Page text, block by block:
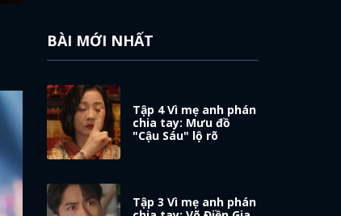
BÀI MỚI NHẤT
Tập 4 Vì mẹ anh phán
chia tay: Mưu đồ
"Cậu Sáu" lộ rõ
Tập 3 Vì mẹ anh phán